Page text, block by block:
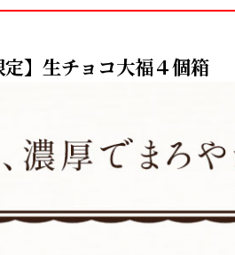
定】生チョコ大福４個箱